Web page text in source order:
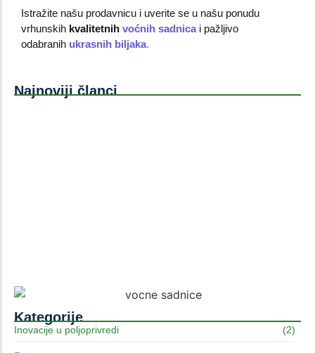
Istražite našu prodavnicu i uverite se u našu ponudu
vrhunskih kvalitetnih voćnih sadnicai pažljivo
odabranih ukrasnih biljaka.
Najnoviji članci
Kategorije
Inovacije u poljoprivredi (2)